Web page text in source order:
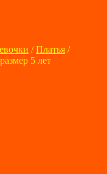
/Платья /
5 лет